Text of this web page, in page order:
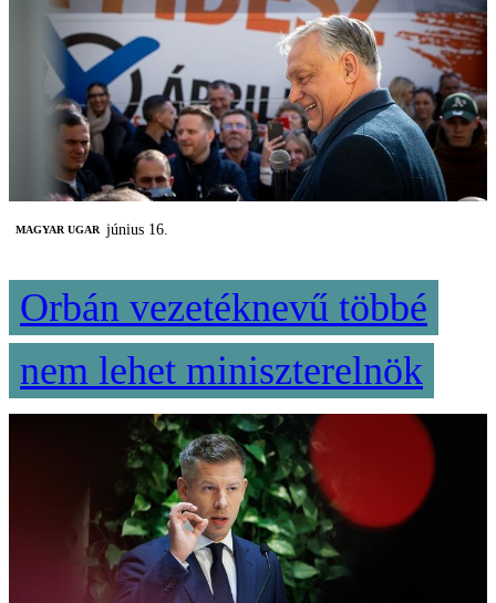
MAGYAR UGAR június 16.
Orbán vezetéknevű többé
nem lehet miniszterelnök